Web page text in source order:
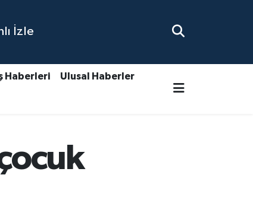
İzle
Haberleri Ulusal Haberler